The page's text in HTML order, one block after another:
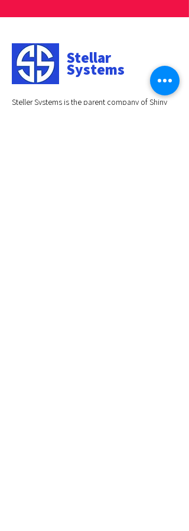
Stellar
Systems
Steller Systems is the parent company of Shiny